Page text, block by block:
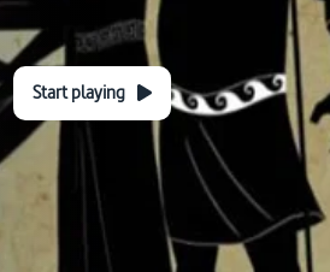
Start playing